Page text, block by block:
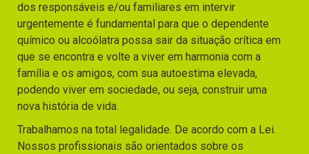
dos responsáveis e/ou familiares em intervir
urgentemente é fundamental para que o dependente
químico ou alcoólatra possa sair da situação crítica em
que se encontra e volte a viver em harmonia com a
família e os amigos, com sua autoestima elevada,
podendo viver em sociedade, ou seja, construir uma
nova história de vida.
Trabalhamos na total legalidade. De acordo com a Lei.
Nossos profissionais são orientados sobre os